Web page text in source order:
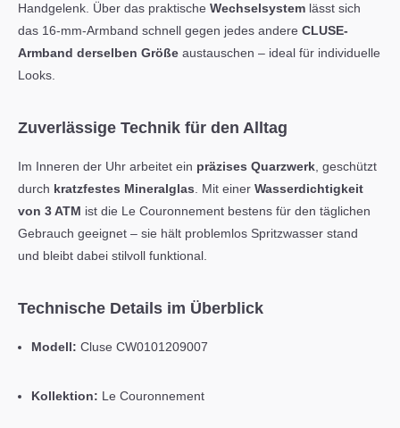
Handgelenk. Über das praktische Wechselsystem lässt sich
das 16-mm-Armband schnell gegen jedes andere CLUSE-
Armband derselben Größe austauschen – ideal für individuelle
Looks.
Zuverlässige Technik für den Alltag
Im Inneren der Uhr arbeitet ein präzises Quarzwerk , geschützt
durch kratzfestes Mineralglas . Mit einer Wasserdichtigkeit
von 3 ATM ist die Le Couronnement bestens für den täglichen
Gebrauch geeignet – sie hält problemlos Spritzwasser stand
und bleibt dabei stilvoll funktional.
Technische Details im Überblick
Modell: Cluse CW0101209007
Kollektion: Le Couronnement